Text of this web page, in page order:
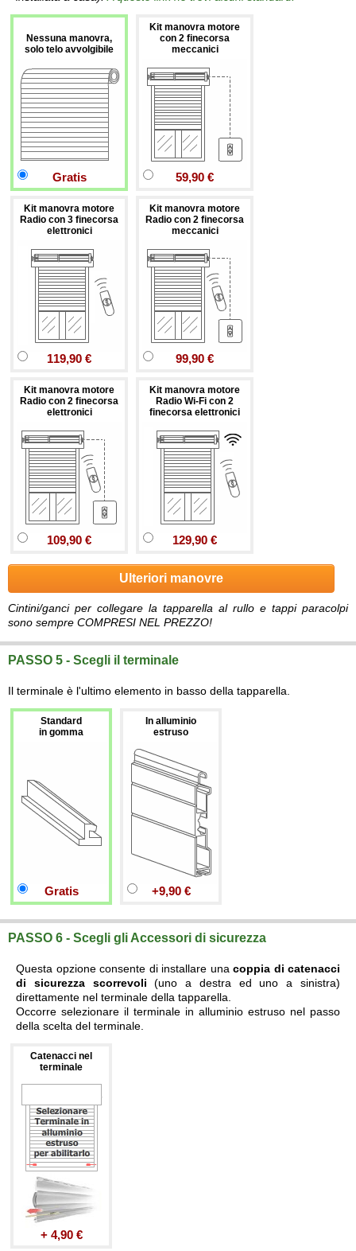
Nessuna manovra,
solo telo avvolgibile
Gratis
Kit manovra motore
con 2 finecorsa
meccanici
59,90 €
Kit manovra motore
Radio con 3 finecorsa
elettronici
119,90 €
Kit manovra motore
Radio con 2 finecorsa
meccanici
99,90 €
Kit manovra motore
Radio con 2 finecorsa
elettronici
109,90 €
Kit manovra motore
Radio Wi-Fi con 2
finecorsa elettronici
129,90 €
Ulteriori manovre
Cintini/ganci per collegare la tapparella al rullo e tappi paracolpi
sono sempre COMPRESI NEL PREZZO!
PASSO 5 - Scegli il terminale
Il terminale è l'ultimo elemento in basso della tapparella.
Standard
in gomma
Gratis
In alluminio
estruso
+9,90 €
PASSO 6 - Scegli gli Accessori di sicurezza
Questa opzione consente di installare una coppia di catenacci
di sicurezza scorrevoli (uno a destra ed uno a sinistra)
direttamente nel terminale della tapparella.
Occorre selezionare il terminale in alluminio estruso nel passo
della scelta del terminale.
Catenacci nel
terminale
+ 4,90 €